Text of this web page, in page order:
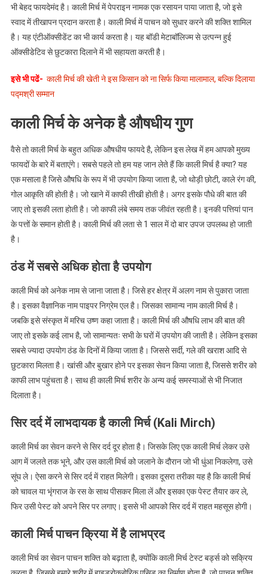
भी बेहद फायदेमंद है। काली मिर्च में पेपराइन नामक एक रसायन पाया जाता है, जो इसे
स्वाद में तीखापन प्रदान करता है। काली मिर्च में पाचन को सुधार करने की शक्ति शामिल
है। यह एंटीऑक्सीडेंट का भी कार्य करता है। यह बॉडी मेटाबॉलिज्म से उत्पन्न हुई
ऑक्सीडेटिव से छुटकारा दिलाने में भी सहायता करती है।
इसे भी पढें- काली मिर्च की खेती ने इस किसान को ना सिर्फ किया मालामाल, बल्कि दिलाया
पद्मश्री सम्मान
काली मिर्च के अनेक है औषधीय गुण
वैसे तो काली मिर्च के बहुत अधिक औषधीय फायदे है, लेकिन इस लेख में हम आपको मुख्य
फायदों के बारे में बताएंगे। सबसे पहले तो हम यह जान लेते हैं कि काली मिर्च है क्या? यह
एक मसाला है जिसे औषधि के रूप में भी उपयोग किया जाता है, जो थोड़ी छोटी, काले रंग की,
गोल आकृति की होती है। जो खाने में काफी तीखी होती है। अगर इसके पौधे की बात की
जाए तो इसकी लता होती है। जो काफी लंबे समय तक जीवंत रहती है। इनकी पत्तियां पान
के पत्तों के समान होती है। काली मिर्च की लता से 1 साल में दो बार उपज उपलब्ध हो जाती
है।
ठंड में सबसे अधिक होता है उपयोग
काली मिर्च को अनेक नाम से जाना जाता है। जिसे हर क्षेत्र में अलग नाम से पुकारा जाता
है। इसका वैज्ञानिक नाम पाइपर निग्रेम एल है। जिसका सामान्य नाम काली मिर्च है।
जबकि इसे संस्कृत में मरिच उष्ण कहा जाता है। काली मिर्च की औषधि लाभ की बात की
जाए तो इसके कई लाभ है, जो सामान्यतः सभी के घरों में उपयोग की जाती है। लेकिन इसका
सबसे ज्यादा उपयोग ठंड के दिनों में किया जाता है। जिससे सर्दी, गले की खराश आदि से
छुटकारा मिलता है। खांसी और बुखार होने पर इसका सेवन किया जाता है, जिससे शरीर को
काफी लाभ पहुंचता है। साथ ही काली मिर्च शरीर के अन्य कई समस्याओं से भी निजात
दिलाता है।
सिर दर्द में लाभदायक है काली मिर्च (Kali Mirch)
काली मिर्च का सेवन करने से सिर दर्द दूर होता है। जिसके लिए एक काली मिर्च लेकर उसे
आग में जलते तक भूने, और उस काली मिर्च को जलाने के दौरान जो भी धुंआ निकलेगा, उसे
सूंघ ले। ऐसा करने से सिर दर्द में राहत मिलेगी। इसका दूसरा तरीका यह है कि काली मिर्च
को चावल या भृंगराज के रस के साथ पीसकर मिला लें और इसका एक पेस्ट तैयार कर ले,
फिर उसी पेस्ट को अपने सिर पर लगाए। इससे भी आपको सिर दर्द में राहत महसूस होगी।
काली मिर्च पाचन क्रिया में है लाभप्रद
काली मिर्च का सेवन पाचन शक्ति को बढ़ाता है, क्योंकि काली मिर्च टेस्ट बर्ड्स को सक्रिय